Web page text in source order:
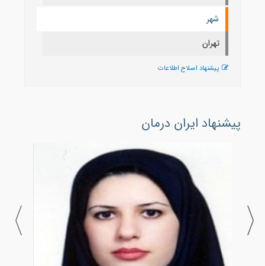
شهر
تهران
پیشنهاد اصلاح اطلاعات
پیشنهاد ایران درمان